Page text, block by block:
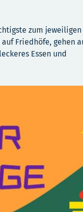
zum jeweiligen
Friedhöfe, gehen
Essen und